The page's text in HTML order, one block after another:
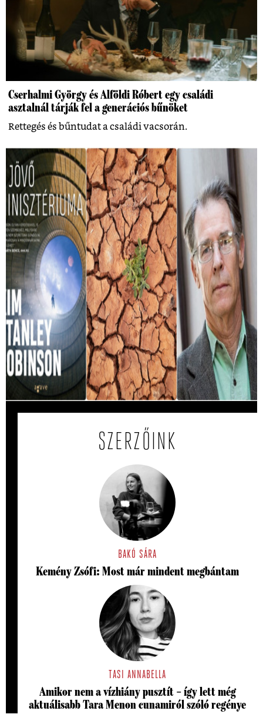
Cserhalmi György és Alföldi Róbert egy családi
asztalnál tárják fel a generációs bűnöket
Rettegés és bűntudat a családi vacsorán.
Ez a könyv megjósolta, hogy mit okoznak
a hőhullámok
A Magyarországot sújtó hőség miatt egyre többször jut
eszünkbe Kim Stanley Robinson A Jövő Minisztériuma
című regénye.
SZERZŐINK
BAKÓ SÁRA
Kemény Zsófi: Most már mindent megbántam
TASI ANNABELLA
Amikor nem a vízhiány pusztít – így lett még
aktuálisabb Tara Menon cunamiról szóló regénye